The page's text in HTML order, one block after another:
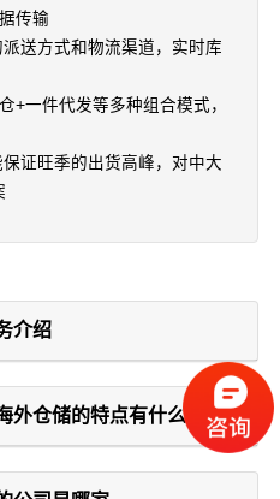
传输
送方式和物流渠道，实时库
+一件代发等多种组合模式，
证旺季的出货高峰，对中大
介绍
外仓储的特点有什么